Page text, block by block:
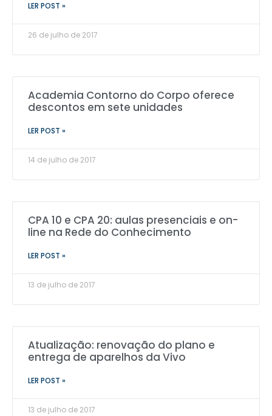
LER POST »
26 de julho de 2017
Academia Contorno do Corpo oferece
descontos em sete unidades
LER POST »
14 de julho de 2017
CPA 10 e CPA 20: aulas presenciais e on-
line na Rede do Conhecimento
LER POST »
13 de julho de 2017
Atualização: renovação do plano e
entrega de aparelhos da Vivo
LER POST »
13 de julho de 2017